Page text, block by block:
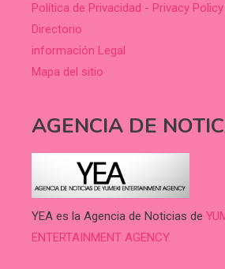
Política de Privacidad - Privacy Policy
Directorio
información Legal
Mapa del sitio
AGENCIA DE
YEA es la Agencia de Noticias de
ENTERTAINMENT AGENCY.